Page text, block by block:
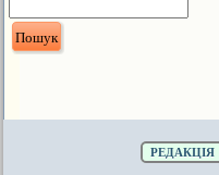
РЕДАКЦІЯ